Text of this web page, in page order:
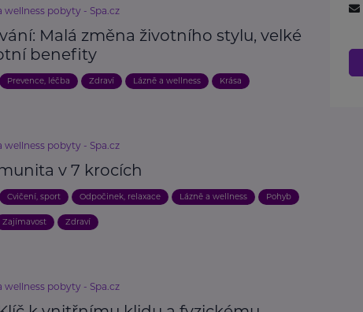
wellness pobyty - Spa.cz
Malá změna životního stylu, velké
benefity
Prevence, léčba Zdraví Lázně a wellness Krása
wellness pobyty - Spa.cz
v 7 krocích
Cvičení, sport Odpočinek, relaxace Lázně a wellness Pohyb
Zajímavost Zdraví
wellness pobyty - Spa.cz